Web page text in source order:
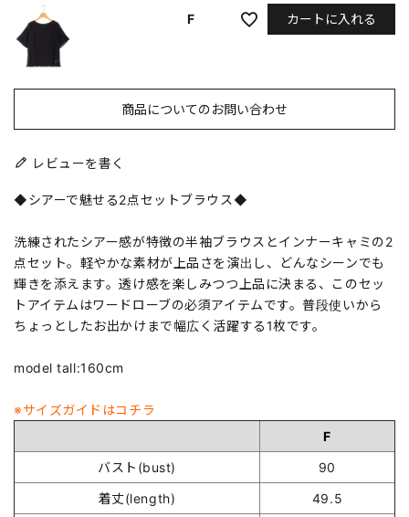
F カートに入れる
商品についてのお問い合わせ
レビューを書く
◆シアーで魅せる2点セットブラウス◆
洗練されたシアー感が特徴の半袖ブラウスとインナーキャミの2
点セット。軽やかな素材が上品さを演出し、どんなシーンでも
輝きを添えます。透け感を楽しみつつ上品に決まる、このセッ
トアイテムはワードローブの必須アイテムです。普段使いから
ちょっとしたお出かけまで幅広く活躍する1枚です。
model tall:160cm
※サイズガイドはコチラ
F
バスト(bust)
90
着丈(length)
49.5